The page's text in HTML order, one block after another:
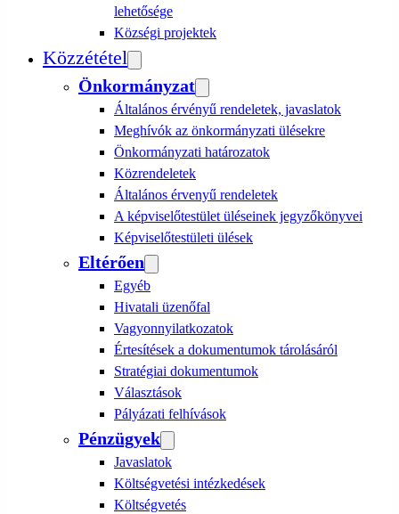
lehetősége
Községi projektek
Közzététel
Önkormányzat
Általános érvényű rendeletek, javaslatok
Meghívók az önkormányzati ülésekre
Önkormányzati határozatok
Közrendeletek
Általános érvenyű rendeletek
A képviselőtestület üléseinek jegyzőkönyvei
Képviselőtestületi ülések
Eltérően
Egyéb
Hivatali üzenőfal
Vagyonnyilatkozatok
Értesítések a dokumentumok tárolásáról
Stratégiai dokumentumok
Választások
Pályázati felhívások
Pénzügyek
Javaslatok
Költségvetési intézkedések
Költségvetés